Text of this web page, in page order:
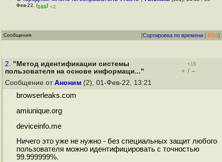
Фев-22, (160) +2
Сообщения [Сортировка по времени | RSS]
2. "Метод идентификации системы
пользователя на основе информаци..."
+15
+ / –
Сообщение от Аноним (2), 01-Фев-22, 13:21
browserleaks.com
amiunique.org
deviceinfo.me
Ничего это уже не нужно - без специальных защит любого
пользователя можно идентифицировать с точностью
99.999999%.